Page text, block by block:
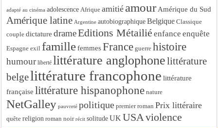
adapté au cinéma adolescence Afrique amitié amour Amérique du Sud
Amérique latine Argentine autobiographique Belgique Classique
couple dictature drameEditions Métailié enfance enquête
Espagne exil famille femmes France guerre histoire
humour liberté littérature anglophonelittérature
belgelittérature francophone littérature
française littérature hispanophone nature
NetGalley pauvreté politique premier roman Prix littéraire
quête religion roman noir récit solitude UK USAviolence